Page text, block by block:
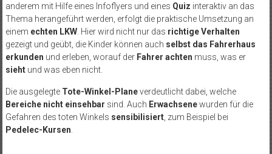
anderem mit Hilfe eines Infoflyers und eines Quiz interaktiv an das
Thema herangeführt werden, erfolgt die praktische Umsetzung an
einem echten LKW. Hier wird nicht nur das richtige Verhalten
gezeigt und geübt, die Kinder können auch selbst das Fahrerhaus
erkunden und erleben, worauf der Fahrer achten muss, was er
siehtund was eben nicht.
Die ausgelegte Tote-Winkel-Planeverdeutlicht dabei, welche
Bereiche nicht einsehbar sind. Auch Erwachsenewurden für die
Gefahren des toten Winkels sensibilisiert, zum Beispiel bei
Pedelec-Kursen.